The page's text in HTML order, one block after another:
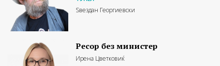
Ѕвездан Георгиевски
Ресор без министер
Ирена Цветковиќ